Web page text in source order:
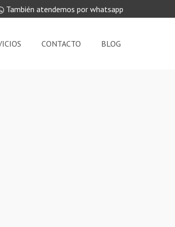
También atendemos por whatsapp
CONTACTO BLOG